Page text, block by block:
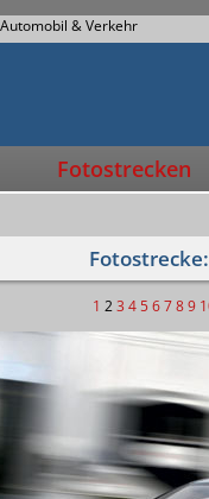
& Verkehr
Fotostrecken
1 23 4 56789